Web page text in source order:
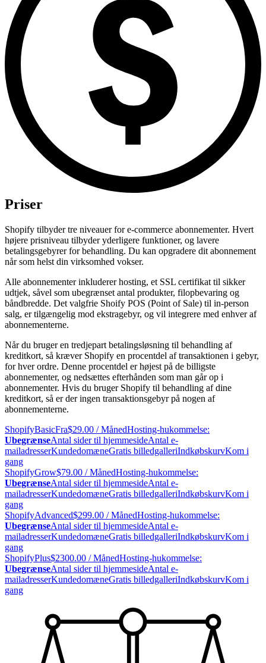
Priser
Shopify tilbyder tre niveauer for e-commerce abonnementer. Hvert
højere prisniveau tilbyder yderligere funktioner, og lavere
betalingsgebyrer for behandling. Du kan opgradere dit abonnement
når som helst din virksomhed vokser.
Alle abonnementer inkluderer hosting, et SSL certifikat til sikker
udtjek, såvel som ubegrænset antal produkter, filopbevaring og
båndbredde. Det valgfrie Shoify POS (Point of Sale) til in-person
salg, er tilgængelig mod ekstragebyr, og vil integrere med enhver af
abonnementerne.
Når du bruger en tredjepart betalingsløsning til behandling af
kreditkort, så kræver Shopify en procentdel af transaktionen i gebyr,
for hver ordre. Denne procentdel er højest på de billigste
abonnementer, og nedsættes efterhånden som man går op i
abonnementer. Hvis du bruger Shopify til behandling af dine
kreditkort, så er der ingen transaktionsgebyr på nogen af
abonnementerne.
ShopifyBasicFra$29.00 / MånedHosting-hukommelse:
UbegrænseAntal sider til hjemmesideAntal e-
mailadresserKundedomæneGratis billedgalleriIndkøbskurvKom i
gang
ShopifyGrow$79.00 / MånedHosting-hukommelse:
UbegrænseAntal sider til hjemmesideAntal e-
mailadresserKundedomæneGratis billedgalleriIndkøbskurvKom i
gang
ShopifyAdvanced$299.00 / MånedHosting-hukommelse:
UbegrænseAntal sider til hjemmesideAntal e-
mailadresserKundedomæneGratis billedgalleriIndkøbskurvKom i
gang
ShopifyPlus$2300.00 / MånedHosting-hukommelse:
UbegrænseAntal sider til hjemmesideAntal e-
mailadresserKundedomæneGratis billedgalleriIndkøbskurvKom i
gang